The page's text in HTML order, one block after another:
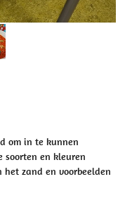
om in te kunnen
soorten en kleuren
zand en voorbeelden